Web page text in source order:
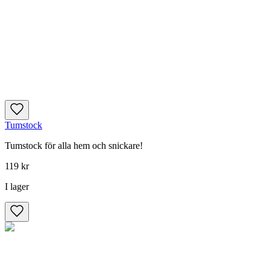
Tumstock
Tumstock för alla hem och snickare!
119 kr
I lager